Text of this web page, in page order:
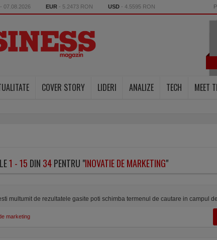
- 07.08.2026 EUR - 5.2473 RON USD - 4.5595 RON
COVER STORY LIDERI ANALIZE TECH MEET
1 - 15 DIN 34PENTRU "INOVATIE DE MARKETING"
multumit de rezultatele gasite poti schimba termenul de cautare in campul